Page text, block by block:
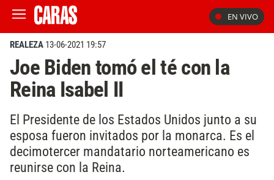
EN VIVO
REALEZA 13-06-2021 19:57
Joe Biden tomó el té con la
Reina Isabel II
El Presidente de los Estados Unidos junto a su
esposa fueron invitados por la monarca. Es el
decimotercer mandatario norteamericano es
reunirse con la Reina.